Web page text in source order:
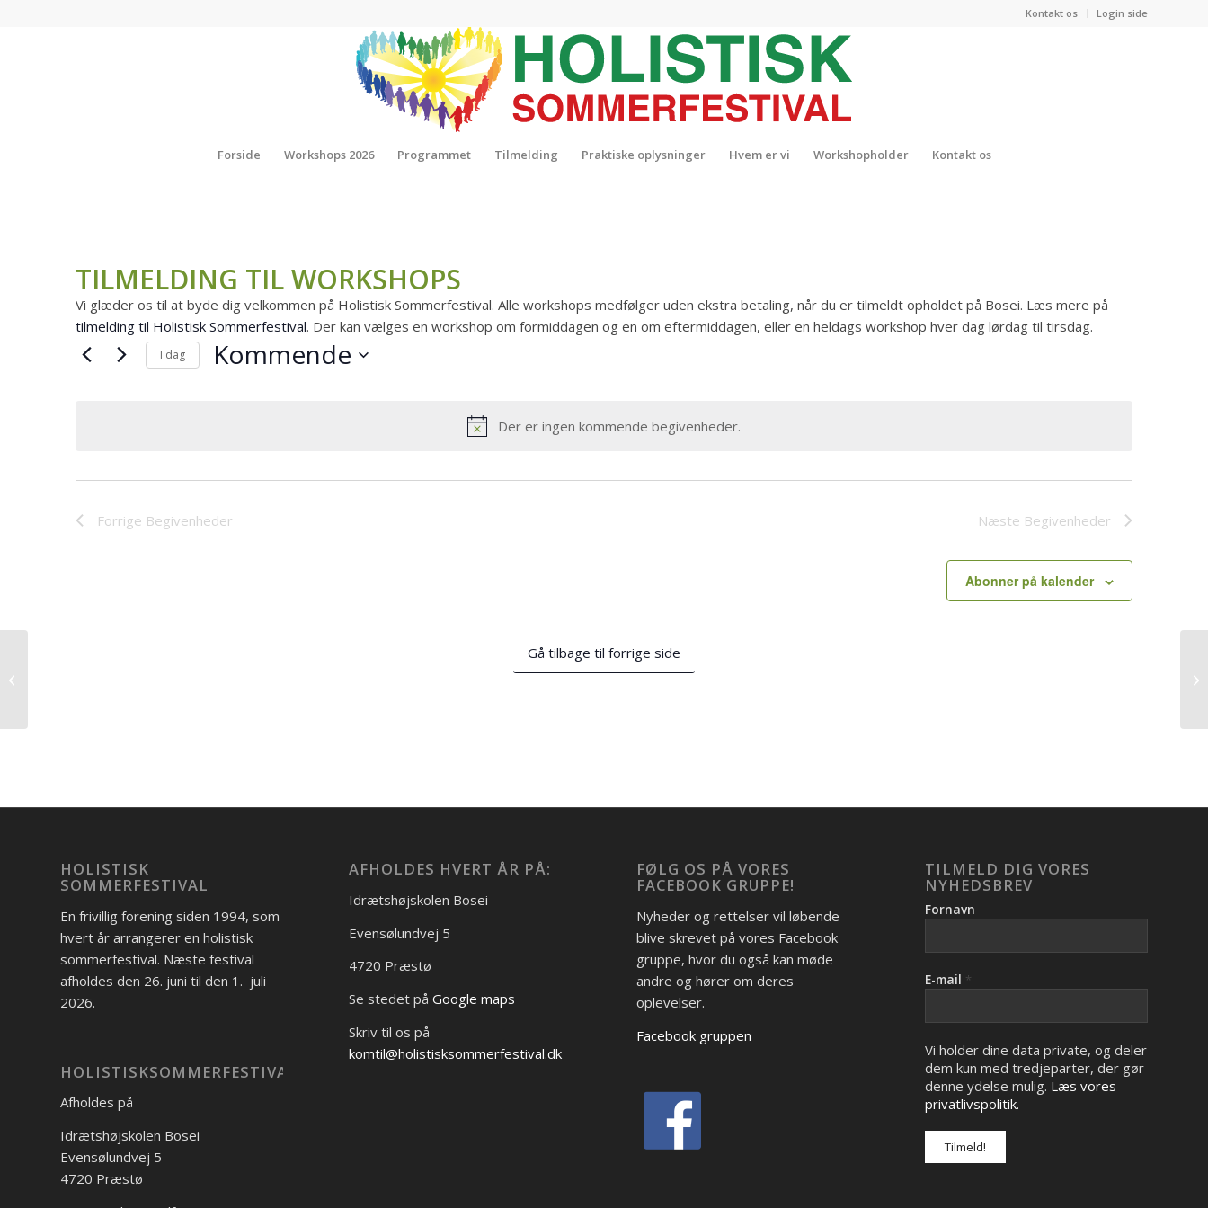
Kontakt os Login side
Forside Workshops 2026 Programmet Tilmelding Praktiske oplysninger Hvem er vi Workshopholder Kontakt os
TILMELDING TIL WORKSHOPS
Vi glæder os til at byde dig velkommen på Holistisk Sommerfestival. Alle workshops medfølger uden ekstra betaling, når du er tilmeldt opholdet på Bosei. Læs mere på
tilmelding til Holistisk Sommerfestival. Der kan vælges en workshop om formiddagen og en om eftermiddagen, eller en heldags workshop hver dag lørdag til tirsdag.
Notice
Der er ingen kommende begivenheder.
I dag Kommende
Forrige Begivenheder Næste Begivenheder
Abonner på kalender
Gå tilbage til forrige side
HOLISTISK
SOMMERFESTIVAL
En frivillig forening siden 1994, som
hvert år arrangerer en holistisk
sommerfestival. Næste festival
afholdes den 26. juni til den 1. juli
2026.
HOLISTISKSOMMERFESTIVAL
Afholdes på
Idrætshøjskolen Bosei
Evensølundvej 5
4720 Præstø
AFHOLDES HVERT ÅR PÅ:
Idrætshøjskolen Bosei
Evensølundvej 5
4720 Præstø
Se stedet på Google maps
Skriv til os på
komtil@holistisksommerfestival.dk
FØLG OS PÅ VORES
FACEBOOK GRUPPE!
Nyheder og rettelser vil løbende
blive skrevet på vores Facebook
gruppe, hvor du også kan møde
andre og hører om deres
oplevelser.
Facebook gruppen
TILMELD DIG VORES
NYHEDSBREV
Fornavn
E-mail *
Vi holder dine data private, og deler
dem kun med tredjeparter, der gør
denne ydelse mulig. Læs vores
privatlivspolitik.